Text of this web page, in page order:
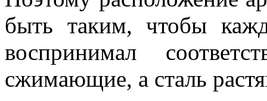
быть таким, чтобы
воспринимал
сжимающие, а сталь